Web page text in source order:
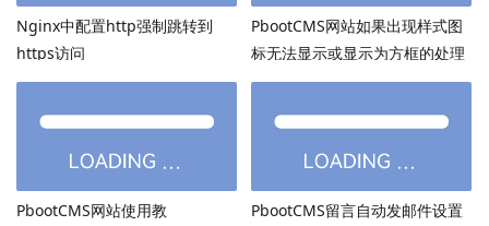
Nginx中配置http强制跳转到
https访问
PbootCMS网站如果出现样式图
标无法显示或显示为方框的处理
方法
PbootCMS网站使用教
PbootCMS留言自动发邮件设置